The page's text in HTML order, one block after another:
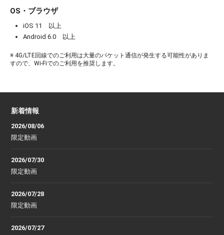
OS・ブラウザ
iOS 11 以上
Android 6.0 以上
※ 4G/LTE回線でのご利用は大量のパケット通信が発生する可能性がありま
すので、Wi-Fiでのご利用を推奨します。
新着情報
2026/08/06
限定動画
2026/07/30
限定動画
2026/07/28
限定動画
2026/07/27